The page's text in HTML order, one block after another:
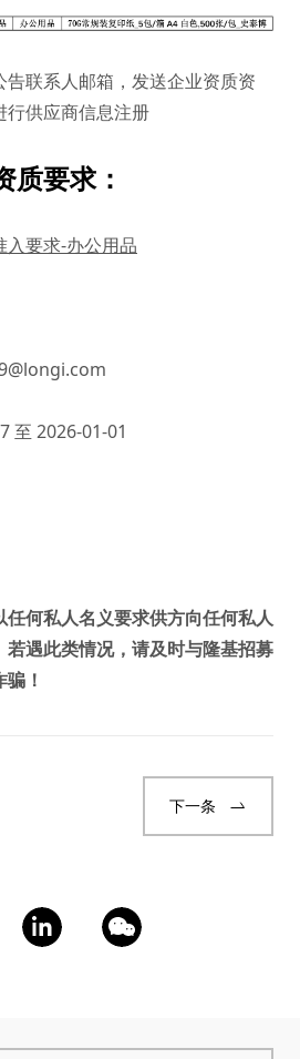
联系人邮箱，发送企业资质资
行供应商信息注册
质要求：
入要求-办公用品
至 2026-01-01
何私人名义要求供方向任何私人
若遇此类情况，请及时与隆基招募
！
下一条